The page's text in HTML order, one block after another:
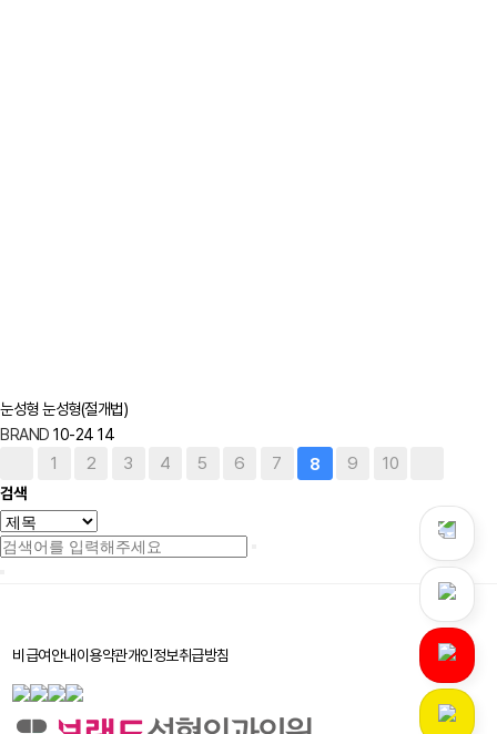
눈성형 눈성형(절개법)
BRAND 10-24 14
1 2 3 4 5 6 7 8 9 10
검색
비급여안내이용약관개인정보취급방침